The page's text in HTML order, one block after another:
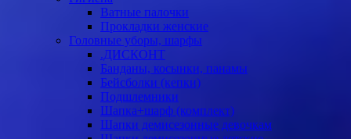
Ватные палочки
Прокладки женские
Головные уборы, шарфы
.ДИСКОНТ
Банданы, косынки, панамы
Бейсболки (кепки)
Подшлемники
Шапка+шарф (комплект)
Шапки демисезонные девочкам